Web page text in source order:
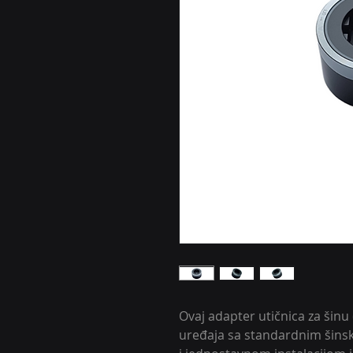
Ovaj adapter utičnica za
uređaja sa standardnim